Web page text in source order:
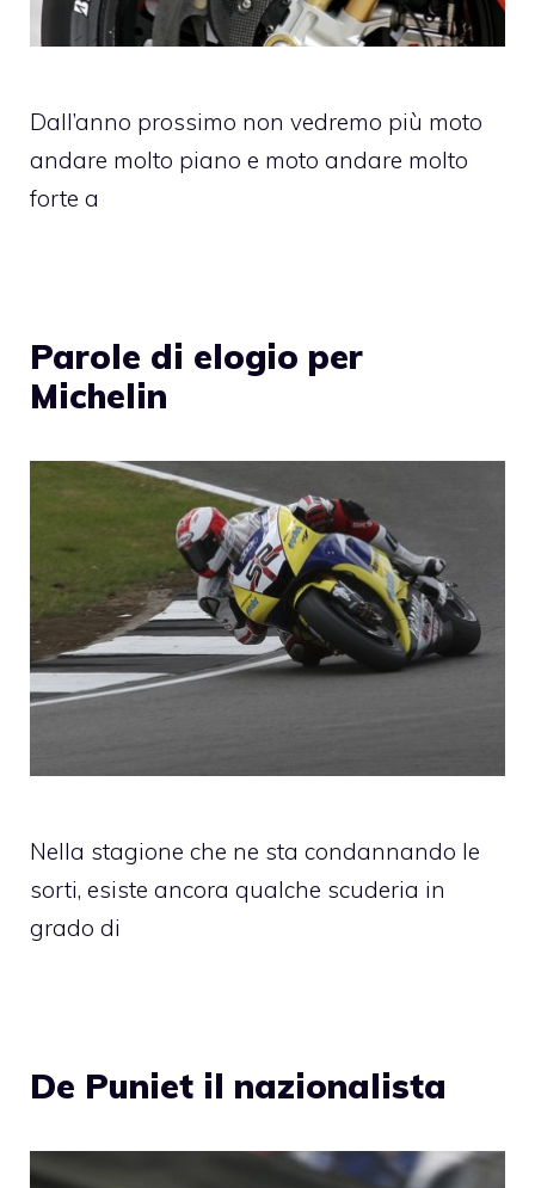
Dall’anno prossimo non vedremo più moto
andare molto piano e moto andare molto
forte a
Parole di elogio per
Michelin
Nella stagione che ne sta condannando le
sorti, esiste ancora qualche scuderia in
grado di
De Puniet il nazionalista